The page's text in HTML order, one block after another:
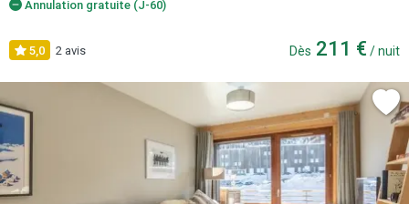
Annulation gratuite (J-60)
5,0 2 avis Dès 211 € / nuit